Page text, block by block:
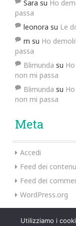
Sara su Ho
passa
leonora su Le
m su Ho
passa
Blimunda su
non mi passa
Blimunda su
non mi passa
Meta
Accedi
Feed dei
Feed dei
WordPress.org
Utilizziamo i